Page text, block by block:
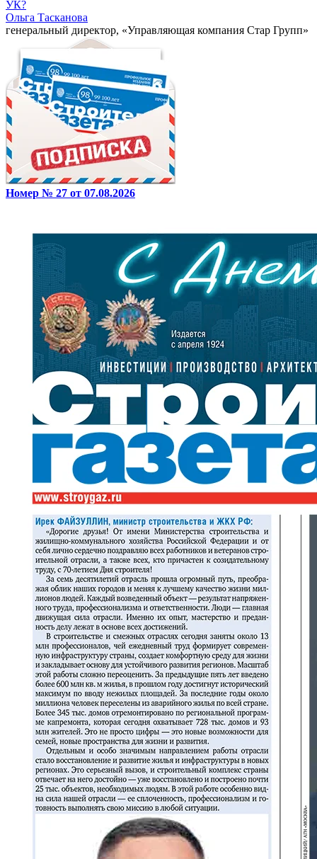
УК?
Ольга Тасканова
генеральный директор, «Управляющая компания Стар Групп»
Номер № 27 от 07.08.2026